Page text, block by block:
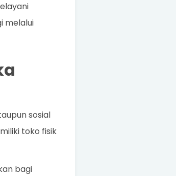
melalui
sosial
toko fisik
bagi